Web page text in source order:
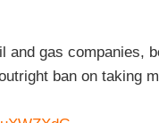
and gas companies,
ban on taking